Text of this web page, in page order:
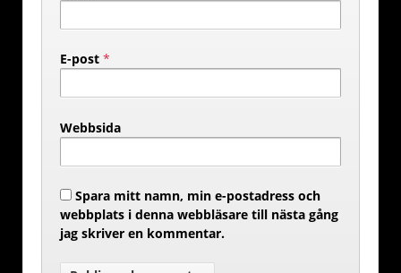
E-post *
Webbsida
Spara mitt namn, min e-postadress och
webbplats i denna webbläsare till nästa gång
jag skriver en kommentar.